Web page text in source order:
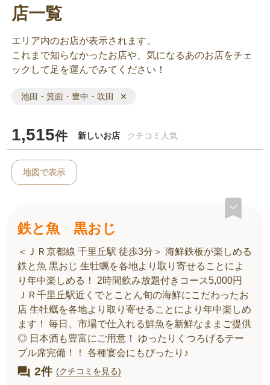
店一覧
エリア内のお店が表示されます。
これまで知らなかったお店や、気になるあのお店をチェ
ックして足を運んでみてください！
池田・箕面・豊中・吹田
1,515件 新しいお店 クチコミ人気
地図で表示
鉄と魚 黒おじ
＜ＪＲ京都線 千里丘駅 徒歩3分＞ 海鮮鉄板が楽しめる
鉄と魚 黒おじ 生牡蠣を各地より取り寄せることによ
り年中楽しめる！ 2時間飲み放題付きコース5,000円
ＪＲ千里丘駅近くでとことん旬の海鮮にこだわったお
店 生牡蠣を各地より取り寄せることにより年中楽しめ
ます！ 毎日、市場で仕入れる鮮魚を新鮮なままご提供
◎ 日本酒も豊富にご用意！ ゆったりくつろげるテー
ブル席完備！！ 各種宴会にもぴったり♪
2件 (クチコミを見る)